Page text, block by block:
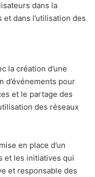
dans la
dans l’utilisation des
la création d’une
d’événements pour
et le partage des
des réseaux
en place d’un
et les initiatives qui
et responsable des